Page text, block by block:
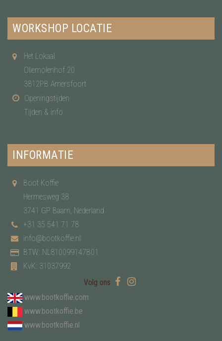
WORKSHOP LOCATIE
Het Lokaal
Oliemolenhof 20
3812PB Amersfoort
Openingstijden
Tijden & info
INFORMATIE
Boot Koffie
Hermesweg 38
3741 GP Baarn, Nederland
+31 35 541 71 78
info@bootkoffie.nl
BTW: NL810099147B01
KvK: 31037992
Volg ons
www.bootkoffie.com
www.bootkoffie.be
www.bootkoffie.nl